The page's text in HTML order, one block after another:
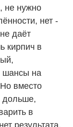
не нужно
нет -
даёт
кирпич в
шансы на
вместо
дольше,
в
результата,